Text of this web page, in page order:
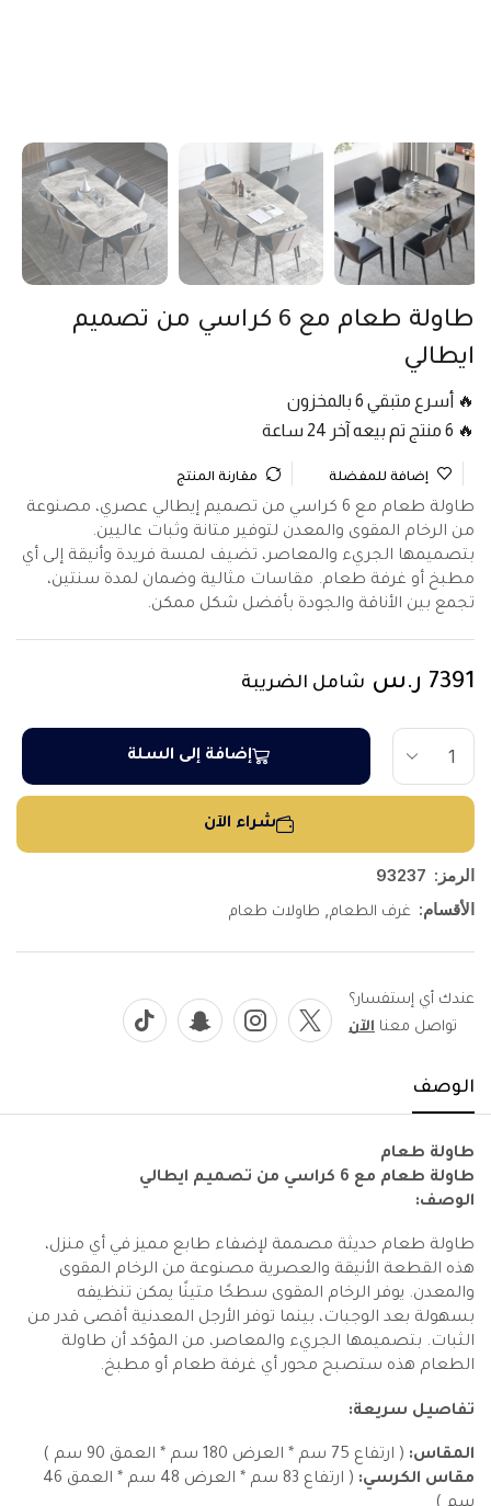
طاولة طعام مع 6 كراسي من تصميم
ايطالي
🔥 أسرع متبقي 6 بالمخزون
🔥 6 منتج تم بيعه آخر 24 ساعة
إضافة للمفضلة مقارنة المنتج
طاولة طعام مع 6 كراسي من تصميم إيطالي عصري، مصنوعة
من الرخام المقوى والمعدن لتوفير متانة وثبات عاليين.
بتصميمها الجريء والمعاصر، تضيف لمسة فريدة وأنيقة إلى أي
مطبخ أو غرفة طعام. مقاسات مثالية وضمان لمدة سنتين،
تجمع بين الأناقة والجودة بأفضل شكل ممكن.
7391 ر.س شامل الضريبة
إضافة إلى السلة
شراء الآن
الرمز: 93237
الأقسام: غرف الطعام طاولات طعام
عندك أي إستفسار؟
تواصل معنا الآن
الوصف
طاولة طعام
طاولة طعام مع 6 كراسي من تصميم ايطالي
الوصف:
طاولة طعام حديثة مصممة لإضفاء طابع مميز في أي منزل،
هذه القطعة الأنيقة والعصرية مصنوعة من الرخام المقوى
والمعدن. يوفر الرخام المقوى سطحًا متينًا يمكن تنظيفه
بسهولة بعد الوجبات، بينما توفر الأرجل المعدنية أقصى قدر من
الثبات. بتصميمها الجريء والمعاصر، من المؤكد أن طاولة
الطعام هذه ستصبح محور أي غرفة طعام أو مطبخ.
تفاصيل سريعة:
المقاس: ( ارتفاع 75 سم * العرض 180 سم * العمق 90 سم )
مقاس الكرسي:
( ارتفاع 83 سم * العرض 48 سم * العمق 46